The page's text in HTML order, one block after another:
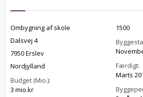
Ombygning af skole
Dalsvej 4
7950 Erslev
Nordjylland
Budget (Mio.):
3 mio.kr
1500
Færdigt:
Marts